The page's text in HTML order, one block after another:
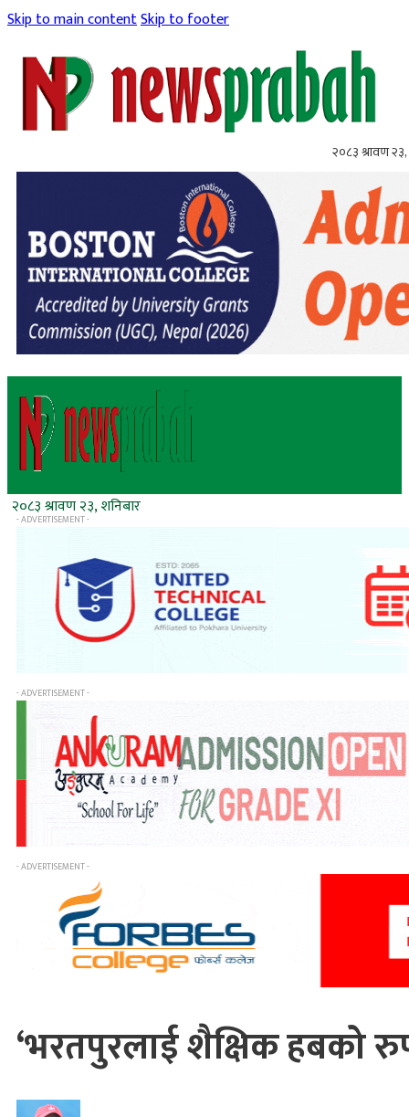
Skip to main contentSkip to footer
२०८३ श्रावण २३,
२०८३ श्रावण २३, शनिबार
- ADVERTISEMENT -
- ADVERTISEMENT -
- ADVERTISEMENT -
‘भरतपुरलाई शैक्षिक हबको